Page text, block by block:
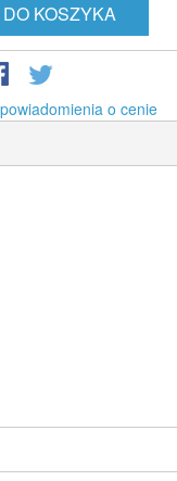
KOSZYKA
o cenie